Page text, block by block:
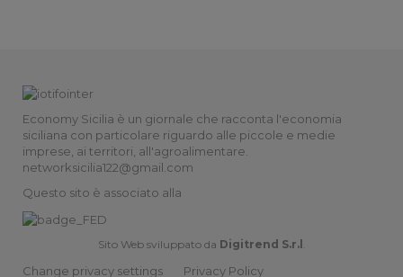
Economy Sicilia è un giornale che racconta l'economia
siciliana con particolare riguardo alle piccole e medie
imprese, ai territori, all'agroalimentare.
networksicilia122@gmail.com
Questo sito è associato alla
Sito Web sviluppato da Digitrend S.r.l
Change privacy settings Privacy Policy